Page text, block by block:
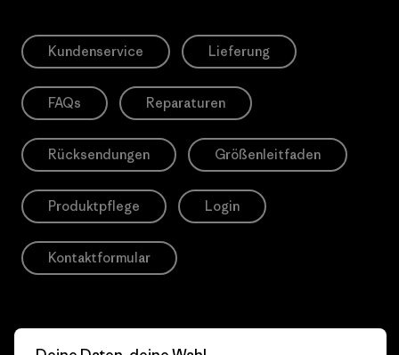
Kundenservice Lieferung
FAQs Reparaturen
Rücksendungen Größenleitfaden
Produktpflege Login
Kontaktformular